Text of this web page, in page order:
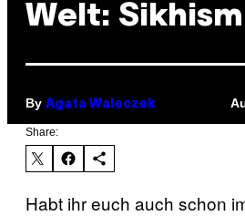
Welt:
By Agata Waleczek
Share:
Habt ihr euch auch schon